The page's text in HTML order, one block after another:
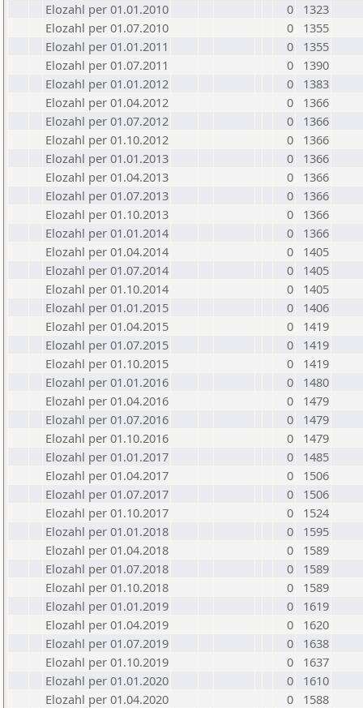
Elozahl per 01.01.2010
0
1323
Elozahl per 01.07.2010
0
1355
Elozahl per 01.01.2011
0
1355
Elozahl per 01.07.2011
0
1390
Elozahl per 01.01.2012
0
1383
Elozahl per 01.04.2012
0
1366
Elozahl per 01.07.2012
0
1366
Elozahl per 01.10.2012
0
1366
Elozahl per 01.01.2013
0
1366
Elozahl per 01.04.2013
0
1366
Elozahl per 01.07.2013
0
1366
Elozahl per 01.10.2013
0
1366
Elozahl per 01.01.2014
0
1366
Elozahl per 01.04.2014
0
1405
Elozahl per 01.07.2014
0
1405
Elozahl per 01.10.2014
0
1405
Elozahl per 01.01.2015
0
1406
Elozahl per 01.04.2015
0
1419
Elozahl per 01.07.2015
0
1419
Elozahl per 01.10.2015
0
1419
Elozahl per 01.01.2016
0
1480
Elozahl per 01.04.2016
0
1479
Elozahl per 01.07.2016
0
1479
Elozahl per 01.10.2016
0
1479
Elozahl per 01.01.2017
0
1485
Elozahl per 01.04.2017
0
1506
Elozahl per 01.07.2017
0
1506
Elozahl per 01.10.2017
0
1524
Elozahl per 01.01.2018
0
1595
Elozahl per 01.04.2018
0
1589
Elozahl per 01.07.2018
0
1589
Elozahl per 01.10.2018
0
1589
Elozahl per 01.01.2019
0
1619
Elozahl per 01.04.2019
0
1620
Elozahl per 01.07.2019
0
1638
Elozahl per 01.10.2019
0
1637
Elozahl per 01.01.2020
0
1610
Elozahl per 01.04.2020
0
1588